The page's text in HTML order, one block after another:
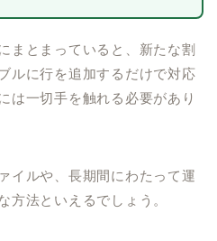
まとまっていると、新たな割
ルに行を追加するだけで対応
は一切手を触れる必要があり
イルや、長期間にわたって運
方法といえるでしょう。